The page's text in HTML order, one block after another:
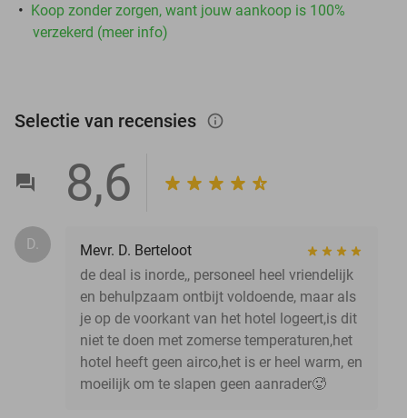
Koop zonder zorgen, want jouw aankoop is 100%
verzekerd (meer info)
Selectie van recensies info_outlined
8,6
D.
Mevr. D. Berteloot
de deal is inorde,, personeel heel vriendelijk
en behulpzaam ontbijt voldoende, maar als
je op de voorkant van het hotel logeert,is dit
niet te doen met zomerse temperaturen,het
hotel heeft geen airco,het is er heel warm, en
moeilijk om te slapen geen aanrader🥵